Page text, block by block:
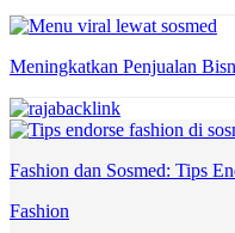
Meningkatkan Penjualan
Fashion dan Sosmed: Tips
Fashion